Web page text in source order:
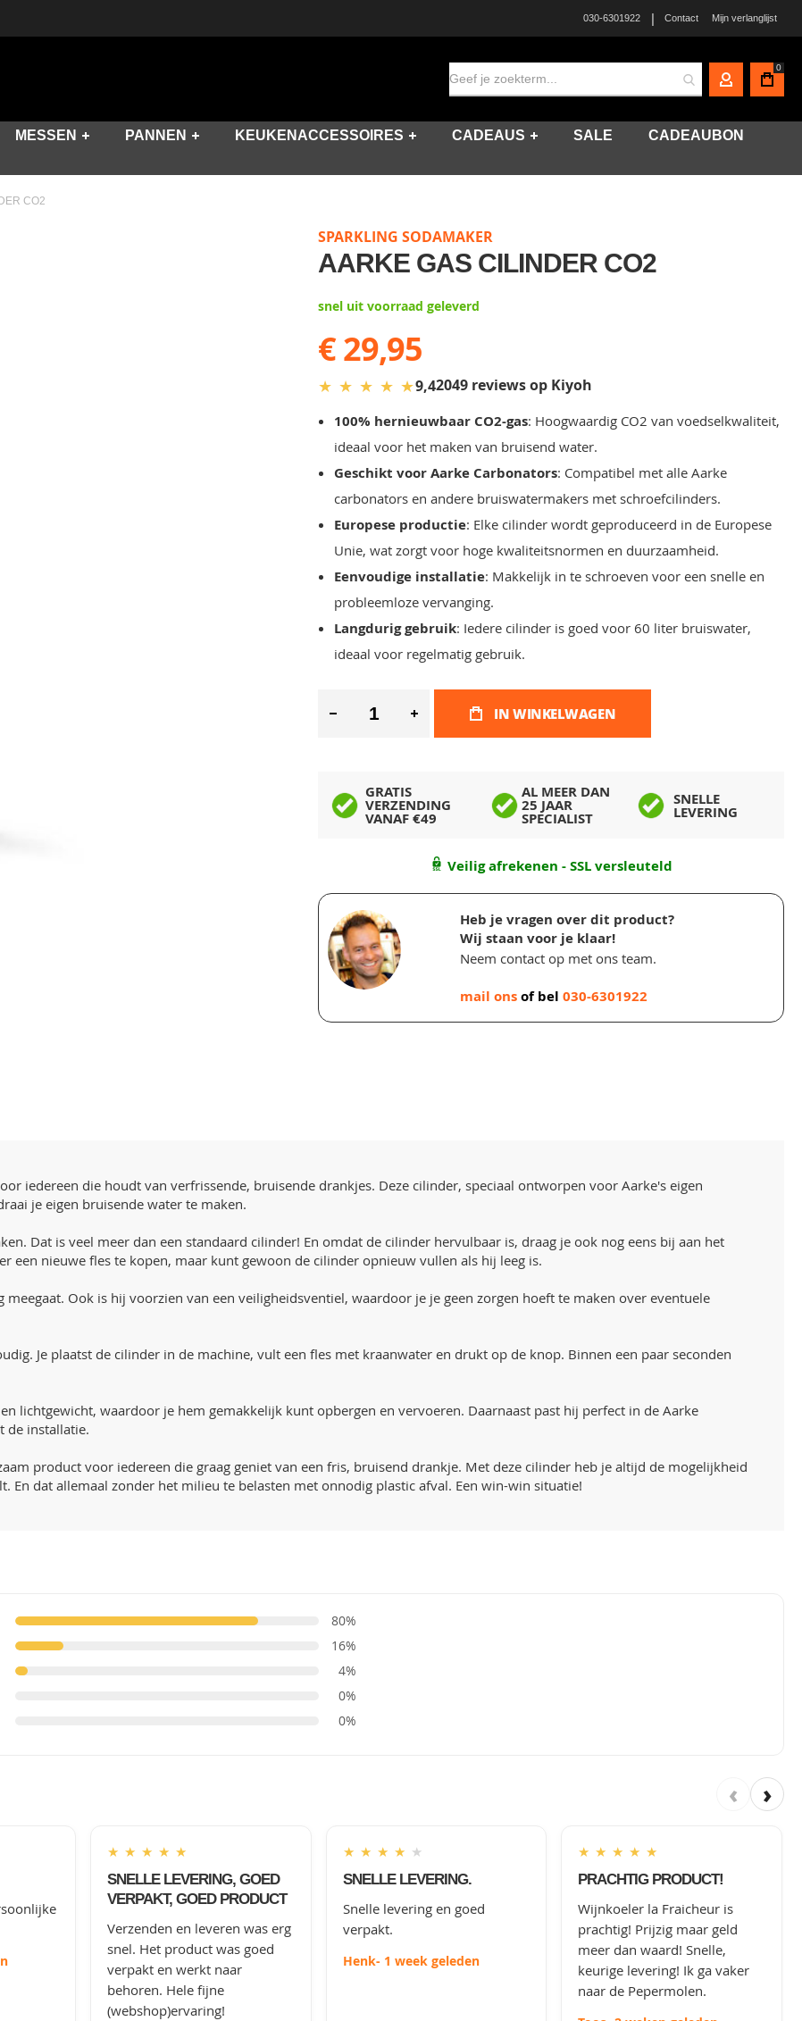
030-6301922
| Contact Mijn verlanglijst
MIJN
0
MESSEN PANNEN KEUKENACCESSOIRES CADEAUS SALE
CADEAUBON
CO2
SPARKLING SODAMAKER
AARKE GAS CILINDER CO2
snel uit voorraad geleverd
€ 29,95
★ ★ ★ ★ ★9,42049 reviews op Kiyoh
100% hernieuwbaar CO2-gas: Hoogwaardig CO2 van voedselkwaliteit,
ideaal voor het maken van bruisend water.
Geschikt voor Aarke Carbonators: Compatibel met alle Aarke
carbonators en andere bruiswatermakers met schroefcilinders.
Europese productie: Elke cilinder wordt geproduceerd in de Europese
Unie, wat zorgt voor hoge kwaliteitsnormen en duurzaamheid.
Eenvoudige installatie: Makkelijk in te schroeven voor een snelle en
probleemloze vervanging.
Langdurig gebruik: Iedere cilinder is goed voor 60 liter bruiswater,
ideaal voor regelmatig gebruik.
IN WINKELWAGEN
GRATIS
VERZENDING
VANAF €49
AL MEER DAN
25 JAAR
SPECIALIST
SNELLE
LEVERING
Veilig afrekenen - SSL versleuteld
Heb je vragen over dit product?
Wij staan voor je klaar!
Neem contact op met ons team.
mail onsof bel 030-6301922
iedereen die houdt van verfrissende, bruisende drankjes. Deze cilinder, speciaal ontworpen voor Aarke's eigen
je eigen bruisende water te maken.
Dat is veel meer dan een standaard cilinder! En omdat de cilinder hervulbaar is, draag je ook nog eens bij aan het
een nieuwe fles te kopen, maar kunt gewoon de cilinder opnieuw vullen als hij leeg is.
Ook is hij voorzien van een veiligheidsventiel, waardoor je je geen zorgen hoeft te maken over eventuele
Je plaatst de cilinder in de machine, vult een fles met kraanwater en drukt op de knop. Binnen een paar seconden
lichtgewicht, waardoor je hem gemakkelijk kunt opbergen en vervoeren. Daarnaast past hij perfect in de Aarke
de installatie.
product voor iedereen die graag geniet van een fris, bruisend drankje. Met deze cilinder heb je altijd de mogelijkheid
En dat allemaal zonder het milieu te belasten met onnodig plastic afval. Een win-win situatie!
80%
16%
4%
0%
0%
‹ ›
★ ★ ★ ★ ★
SNELLE LEVERING, GOED
VERPAKT, GOED PRODUCT
Verzenden en leveren was erg
snel. Het product was goed
verpakt en werkt naar
behoren. Hele fijne
(webshop)ervaring!
★ ★ ★ ★ ★
SNELLE LEVERING.
Snelle levering en goed
verpakt.
Henk- 1 week geleden
★ ★ ★ ★ ★
PRACHTIG PRODUCT!
Wijnkoeler la Fraicheur is
prachtig! Prijzig maar geld
meer dan waard! Snelle,
keurige levering! Ik ga vaker
naar de Pepermolen.